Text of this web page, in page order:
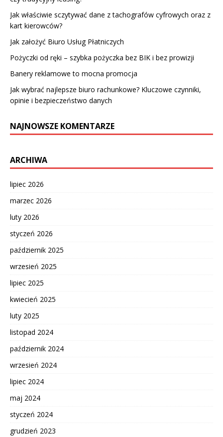
Jak właściwie sczytywać dane z tachografów cyfrowych oraz z
kart kierowców?
Jak założyć Biuro Usług Płatniczych
Pożyczki od ręki – szybka pożyczka bez BIK i bez prowizji
Banery reklamowe to mocna promocja
Jak wybrać najlepsze biuro rachunkowe? Kluczowe czynniki,
opinie i bezpieczeństwo danych
NAJNOWSZE KOMENTARZE
ARCHIWA
lipiec 2026
marzec 2026
luty 2026
styczeń 2026
październik 2025
wrzesień 2025
lipiec 2025
kwiecień 2025
luty 2025
listopad 2024
październik 2024
wrzesień 2024
lipiec 2024
maj 2024
styczeń 2024
grudzień 2023